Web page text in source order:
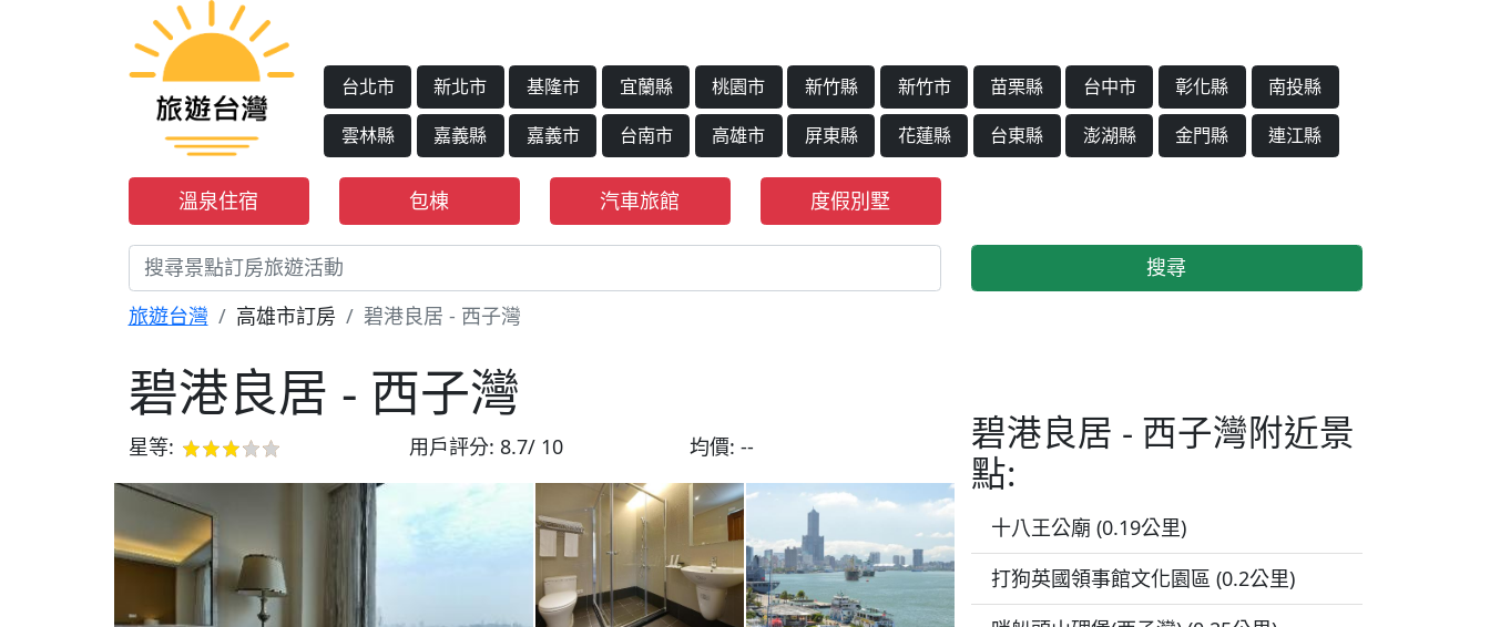
台北市 新北市 基隆市 宜蘭縣 桃園市 新竹縣 新竹市 苗栗縣 台中市 彰化縣
南投縣
雲林縣
嘉義縣 嘉義市 台南市 高雄市 屏東縣 花蓮縣 台東縣 澎湖縣 金門縣 連江縣
溫泉住宿 包棟 汽車旅館 度假別墅
搜尋
旅遊台灣
高雄市訂房 碧港良居 - 西子灣
碧港良居 - 西子灣
星等: 用戶評分: 8.7/ 10 均價:--
碧港良居 - 西子灣附近景
點:
十八王公廟 (0.19公里)
打狗英國領事館文化園區 (0.2公里)